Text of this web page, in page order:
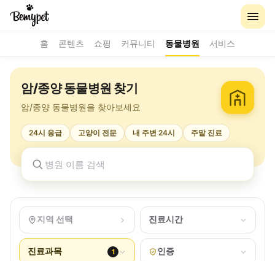
홈 콘텐츠 쇼핑 커뮤니티 동물병원 서비스
암/종양 동물병원 찾기
암/종양 동물병원을 찾아보세요
24시 응급 고양이 전문 내 주변 24시 주말 진료
지역 선택 진료시간
진료과목 1 인증